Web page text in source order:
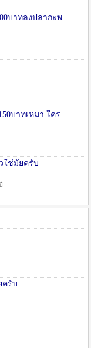
บาทลงปลากะพ
บาทเหมา ใคร
ใช่มั๊ยครับ
ครับ